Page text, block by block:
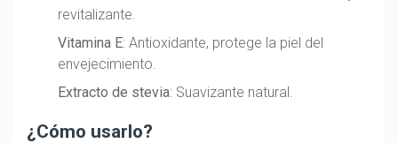
revitalizante.
Vitamina E: Antioxidante, protege la piel del
envejecimiento.
Extracto de stevia: Suavizante natural.
¿Cómo usarlo?